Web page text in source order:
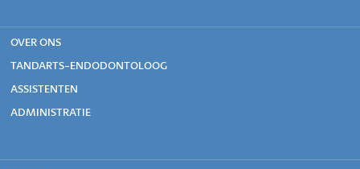
OVER ONS
TANDARTS-ENDODONTOLOOG
ASSISTENTEN
ADMINISTRATIE